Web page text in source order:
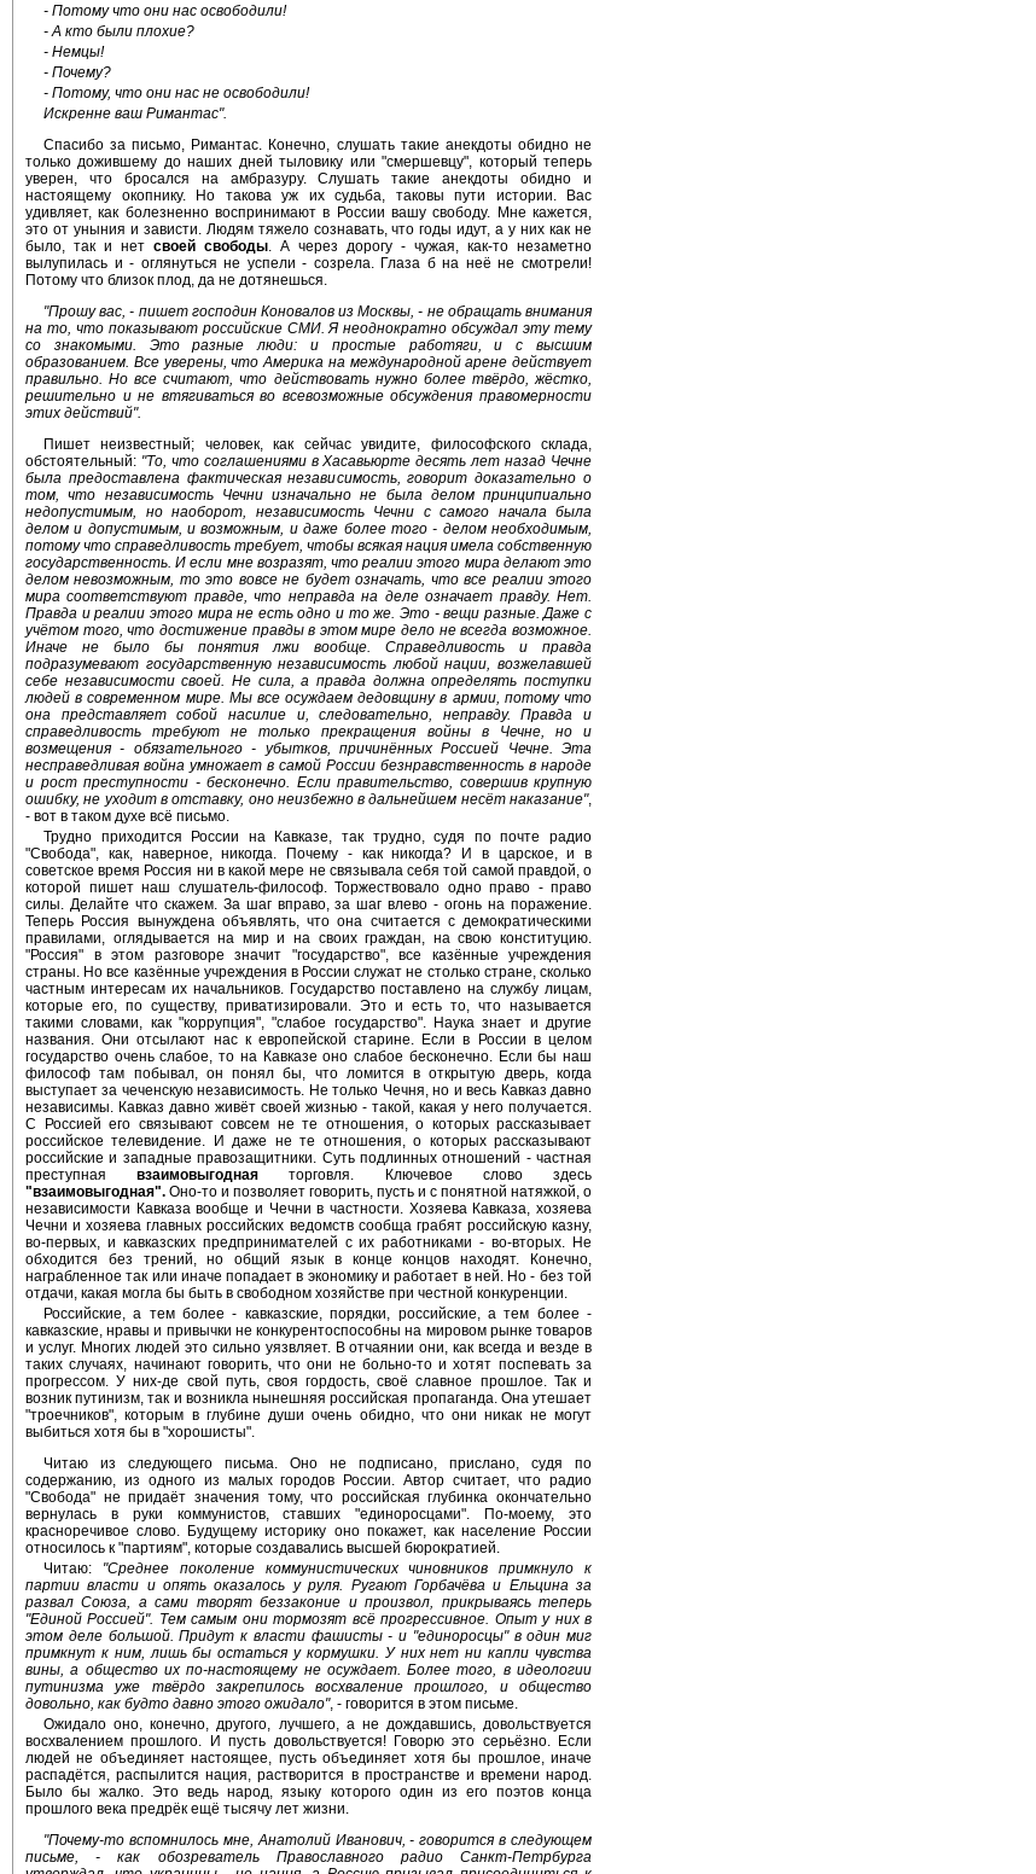
- Потому что они нас освободили!
- А кто были плохие?
- Немцы!
- Почему?
- Потому, что они нас не освободили!
Искренне ваш Римантас".
Спасибо за письмо, Римантас. Конечно, слушать такие анекдоты обидно не
только дожившему до наших дней тыловику или "смершевцу", который теперь
уверен, что бросался на амбразуру. Слушать такие анекдоты обидно и
настоящему окопнику. Но такова уж их судьба, таковы пути истории. Вас
удивляет, как болезненно воспринимают в России вашу свободу. Мне кажется,
это от уныния и зависти. Людям тяжело сознавать, что годы идут, а у них как не
было, так и нет своей свободы . А через дорогу - чужая, как-то незаметно
вылупилась и - оглянуться не успели - созрела. Глаза б на неё не смотрели!
Потому что близок плод, да не дотянешься.
"Прошу вас, - пишет господин Коновалов из Москвы, - не обращать внимания
на то, что показывают российские СМИ. Я неоднократно обсуждал эту тему
со знакомыми. Это разные люди: и простые работяги, и с высшим
образованием. Все уверены, что Америка на международной арене действует
правильно. Но все считают, что действовать нужно более твёрдо, жёстко,
решительно и не втягиваться во всевозможные обсуждения правомерности
этих действий".
Пишет неизвестный; человек, как сейчас увидите, философского склада,
обстоятельный: "То, что соглашениями в Хасавьюрте десять лет назад Чечне
была предоставлена фактическая независимость, говорит доказательно о
том, что независимость Чечни изначально не была делом принципиально
недопустимым, но наоборот, независимость Чечни с самого начала была
делом и допустимым, и возможным, и даже более того - делом необходимым,
потому что справедливость требует, чтобы всякая нация имела собственную
государственность. И если мне возразят, что реалии этого мира делают это
делом невозможным, то это вовсе не будет означать, что все реалии этого
мира соответствуют правде, что неправда на деле означает правду. Нет.
Правда и реалии этого мира не есть одно и то же. Это - вещи разные. Даже с
учётом того, что достижение правды в этом мире дело не всегда возможное.
Иначе не было бы понятия лжи вообще. Справедливость и правда
подразумевают государственную независимость любой нации, возжелавшей
себе независимости своей. Не сила, а правда должна определять поступки
людей в современном мире. Мы все осуждаем дедовщину в армии, потому что
она представляет собой насилие и, следовательно, неправду. Правда и
справедливость требуют не только прекращения войны в Чечне, но и
возмещения - обязательного - убытков, причинённых Россией Чечне. Эта
несправедливая война умножает в самой России безнравственность в народе
и рост преступности - бесконечно. Если правительство, совершив крупную
ошибку, не уходит в отставку, оно неизбежно в дальнейшем несёт наказание",
- вот в таком духе всё письмо.
Трудно приходится России на Кавказе, так трудно, судя по почте радио
"Свобода", как, наверное, никогда. Почему - как никогда? И в царское, и в
советское время Россия ни в какой мере не связывала себя той самой правдой, о
которой пишет наш слушатель-философ. Торжествовало одно право - право
силы. Делайте что скажем. За шаг вправо, за шаг влево - огонь на поражение.
Теперь Россия вынуждена объявлять, что она считается с демократическими
правилами, оглядывается на мир и на своих граждан, на свою конституцию.
"Россия" в этом разговоре значит "государство", все казённые учреждения
страны. Но все казённые учреждения в России служат не столько стране, сколько
частным интересам их начальников. Государство поставлено на службу лицам,
которые его, по существу, приватизировали. Это и есть то, что называется
такими словами, как "коррупция", "слабое государство". Наука знает и другие
названия. Они отсылают нас к европейской старине. Если в России в целом
государство очень слабое, то на Кавказе оно слабое бесконечно. Если бы наш
философ там побывал, он понял бы, что ломится в открытую дверь, когда
выступает за чеченскую независимость. Не только Чечня, но и весь Кавказ давно
независимы. Кавказ давно живёт своей жизнью - такой, какая у него получается.
С Россией его связывают совсем не те отношения, о которых рассказывает
российское телевидение. И даже не те отношения, о которых рассказывают
российские и западные правозащитники. Суть подлинных отношений - частная
преступнаявзаимовыгоднаяторговля. Ключевое слово здесь
"взаимовыгодная". Оно-то и позволяет говорить, пусть и с понятной натяжкой, о
независимости Кавказа вообще и Чечни в частности. Хозяева Кавказа, хозяева
Чечни и хозяева главных российских ведомств сообща грабят российскую казну,
во-первых, и кавказских предпринимателей с их работниками - во-вторых. Не
обходится без трений, но общий язык в конце концов находят. Конечно,
награбленное так или иначе попадает в экономику и работает в ней. Но - без той
отдачи, какая могла бы быть в свободном хозяйстве при честной конкуренции.
Российские, а тем более - кавказские, порядки, российские, а тем более -
кавказские, нравы и привычки не конкурентоспособны на мировом рынке товаров
и услуг. Многих людей это сильно уязвляет. В отчаянии они, как всегда и везде в
таких случаях, начинают говорить, что они не больно-то и хотят поспевать за
прогрессом. У них-де свой путь, своя гордость, своё славное прошлое. Так и
возник путинизм, так и возникла нынешняя российская пропаганда. Она утешает
"троечников", которым в глубине души очень обидно, что они никак не могут
выбиться хотя бы в "хорошисты".
Читаю из следующего письма. Оно не подписано, прислано, судя по
содержанию, из одного из малых городов России. Автор считает, что радио
"Свобода" не придаёт значения тому, что российская глубинка окончательно
вернулась в руки коммунистов, ставших "единоросцами". По-моему, это
красноречивое слово. Будущему историку оно покажет, как население России
относилось к "партиям", которые создавались высшей бюрократией.
Читаю: "Среднее поколение коммунистических чиновников примкнуло к
партии власти и опять оказалось у руля. Ругают Горбачёва и Ельцина за
развал Союза, а сами творят беззаконие и произвол, прикрываясь теперь
"Единой Россией". Тем самым они тормозят всё прогрессивное. Опыт у них в
этом деле большой. Придут к власти фашисты - и "единоросцы" в один миг
примкнут к ним, лишь бы остаться у кормушки. У них нет ни капли чувства
вины, а общество их по-настоящему не осуждает. Более того, в идеологии
путинизма уже твёрдо закрепилось восхваление прошлого, и общество
довольно, как будто давно этого ожидало", - говорится в этом письме.
Ожидало оно, конечно, другого, лучшего, а не дождавшись, довольствуется
восхвалением прошлого. И пусть довольствуется! Говорю это серьёзно. Если
людей не объединяет настоящее, пусть объединяет хотя бы прошлое, иначе
распадётся, распылится нация, растворится в пространстве и времени народ.
Было бы жалко. Это ведь народ, языку которого один из его поэтов конца
прошлого века предрёк ещё тысячу лет жизни.
"Почему-то вспомнилось мне, Анатолий Иванович, - говорится в следующем
письме, - как обозреватель Православного радио Санкт-Петрбурга